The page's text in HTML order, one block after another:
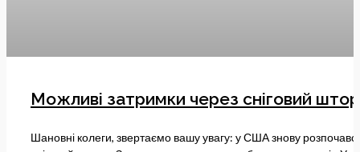
Можливі затримки через сніговий
Шановні колеги, звертаємо вашу увагу: у США знову